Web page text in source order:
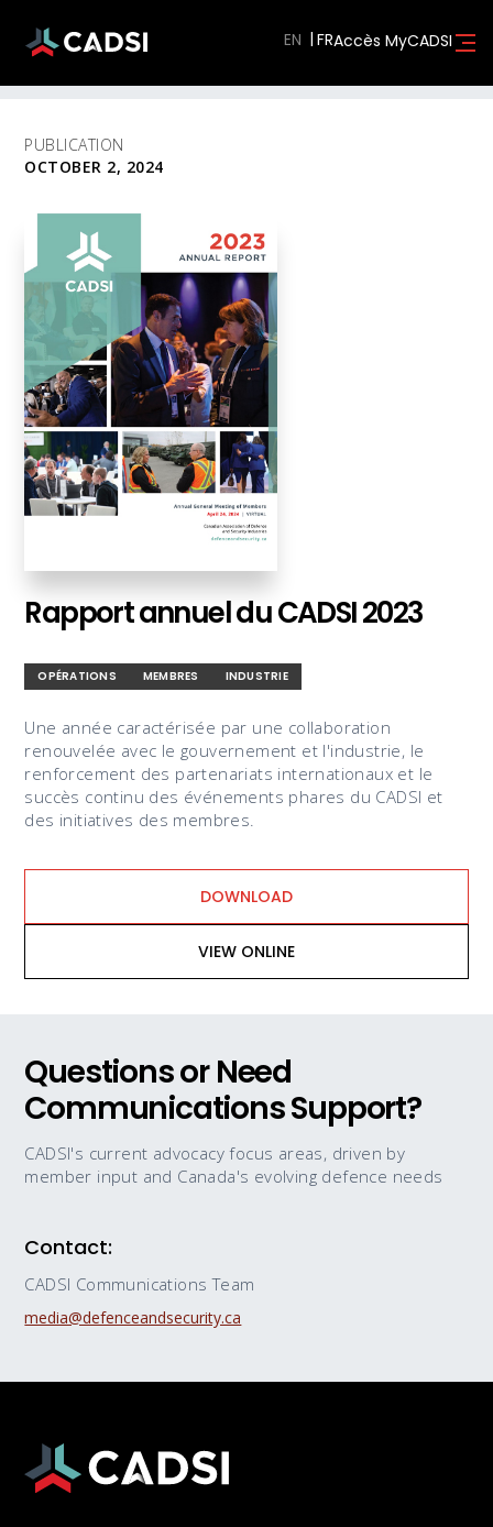
EN Accès MyCADSI
PUBLICATION
OCTOBER 2, 2024
Rapport annuel du CADSI 2023
OPÉRATIONS MEMBRES INDUSTRIE
Une année caractérisée par une collaboration
renouvelée avec le gouvernement et l'industrie, le
renforcement des partenariats internationaux et le
succès continu des événements phares du CADSI et
des initiatives des membres.
DOWNLOAD
VIEW ONLINE
Questions or Need
Communications Support?
CADSI's current advocacy focus areas, driven by
member input and Canada's evolving defence needs
Contact:
CADSI Communications Team
media@defenceandsecurity.ca